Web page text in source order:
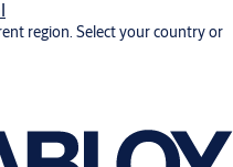
region. Select your country or